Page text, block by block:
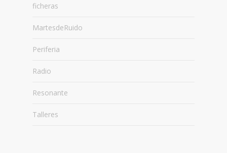
ficheras
MartesdeRuido
Periferia
Radio
Resonante
Talleres